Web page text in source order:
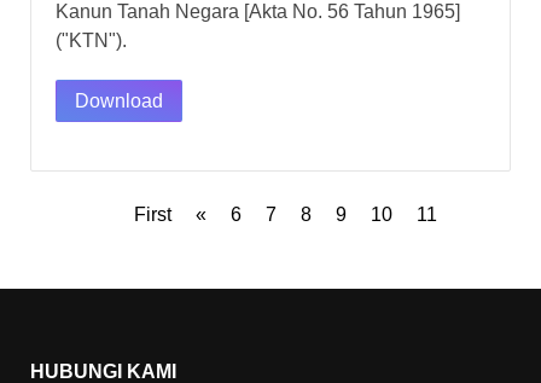
Kanun Tanah Negara [Akta No. 56 Tahun 1965]
("KTN").
Download
First « 6 7 8 9 10 11
HUBUNGI KAMI